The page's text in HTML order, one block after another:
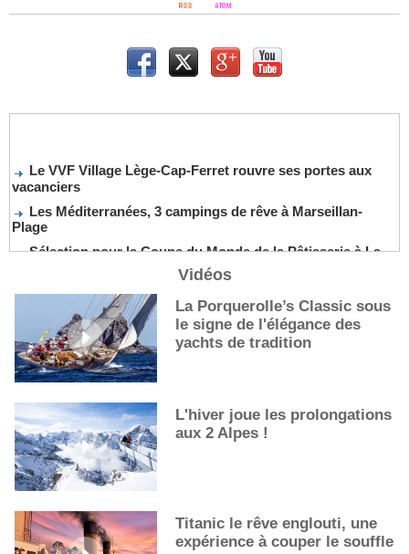
Le VVF Village Lège-Cap-Ferret rouvre ses portes aux
vacanciers
Les Méditerranées, 3 campings de rêve à Marseillan-
Plage
Sélection pour la Coupe du Monde de la Pâtisserie à La
Les cocktails, stars de l’été
La première sélection des grappes du Guide Michelin
Vidéos
La Porquerolle’s Classic sous
le signe de l'élégance des
yachts de tradition
L'hiver joue les prolongations
aux 2 Alpes !
Titanic le rêve englouti, une
expérience à couper le souffle